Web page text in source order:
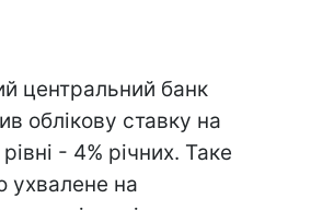
центральний банк
облікову ставку на
- 4% річних. Таке
ухвалене на